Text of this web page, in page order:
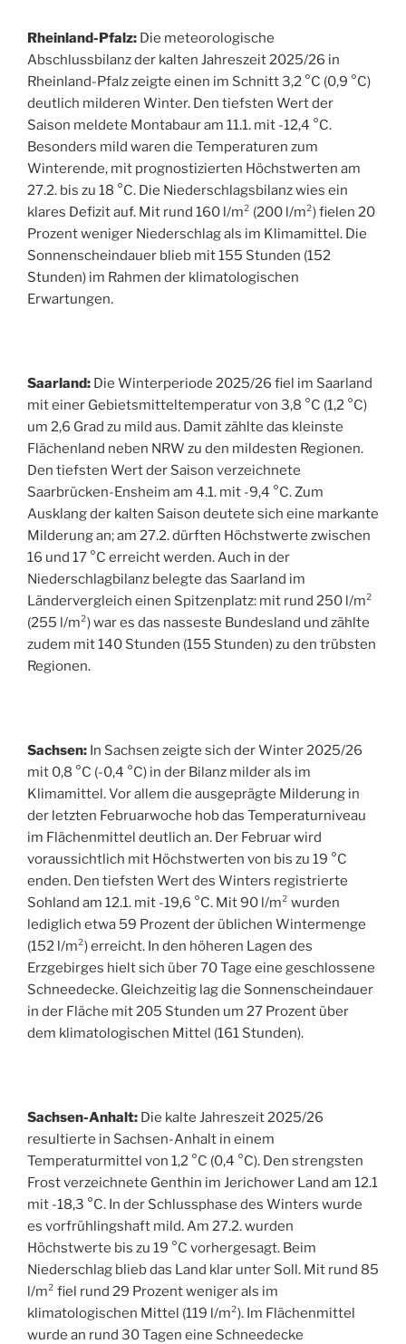
Rheinland-Pfalz: Die meteorologische
Abschlussbilanz der kalten Jahreszeit 2025/26 in
Rheinland-Pfalz zeigte einen im Schnitt 3,2 °C (0,9 °C)
deutlich milderen Winter. Den tiefsten Wert der
Saison meldete Montabaur am 11.1. mit -12,4 °C.
Besonders mild waren die Temperaturen zum
Winterende, mit prognostizierten Höchstwerten am
27.2. bis zu 18 °C. Die Niederschlagsbilanz wies ein
klares Defizit auf. Mit rund 160 l/m² (200 l/m²) fielen 20
Prozent weniger Niederschlag als im Klimamittel. Die
Sonnenscheindauer blieb mit 155 Stunden (152
Stunden) im Rahmen der klimatologischen
Erwartungen.
Saarland: Die Winterperiode 2025/26 fiel im Saarland
mit einer Gebietsmitteltemperatur von 3,8 °C (1,2 °C)
um 2,6 Grad zu mild aus. Damit zählte das kleinste
Flächenland neben NRW zu den mildesten Regionen.
Den tiefsten Wert der Saison verzeichnete
Saarbrücken-Ensheim am 4.1. mit -9,4 °C. Zum
Ausklang der kalten Saison deutete sich eine markante
Milderung an; am 27.2. dürften Höchstwerte zwischen
16 und 17 °C erreicht werden. Auch in der
Niederschlagbilanz belegte das Saarland im
Ländervergleich einen Spitzenplatz: mit rund 250 l/m²
(255 l/m²) war es das nasseste Bundesland und zählte
zudem mit 140 Stunden (155 Stunden) zu den trübsten
Regionen.
Sachsen: In Sachsen zeigte sich der Winter 2025/26
mit 0,8 °C (-0,4 °C) in der Bilanz milder als im
Klimamittel. Vor allem die ausgeprägte Milderung in
der letzten Februarwoche hob das Temperaturniveau
im Flächenmittel deutlich an. Der Februar wird
voraussichtlich mit Höchstwerten von bis zu 19 °C
enden. Den tiefsten Wert des Winters registrierte
Sohland am 12.1. mit -19,6 °C. Mit 90 l/m² wurden
lediglich etwa 59 Prozent der üblichen Wintermenge
(152 l/m²) erreicht. In den höheren Lagen des
Erzgebirges hielt sich über 70 Tage eine geschlossene
Schneedecke. Gleichzeitig lag die Sonnenscheindauer
in der Fläche mit 205 Stunden um 27 Prozent über
dem klimatologischen Mittel (161 Stunden).
Sachsen-Anhalt: Die kalte Jahreszeit 2025/26
resultierte in Sachsen-Anhalt in einem
Temperaturmittel von 1,2 °C (0,4 °C). Den strengsten
Frost verzeichnete Genthin im Jerichower Land am 12.1
mit -18,3 °C. In der Schlussphase des Winters wurde
es vorfrühlingshaft mild. Am 27.2. wurden
Höchstwerte bis zu 19 °C vorhergesagt. Beim
Niederschlag blieb das Land klar unter Soll. Mit rund 85
l/m² fiel rund 29 Prozent weniger als im
klimatologischen Mittel (119 l/m²). Im Flächenmittel
wurde an rund 30 Tagen eine Schneedecke